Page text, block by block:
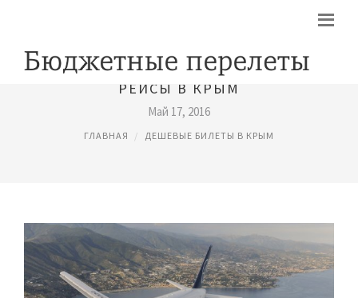
РЕЙСЫ В КРЫМ
Май 17, 2016
ГЛАВНАЯ ДЕШЕВЫЕ БИЛЕТЫ В КРЫМ